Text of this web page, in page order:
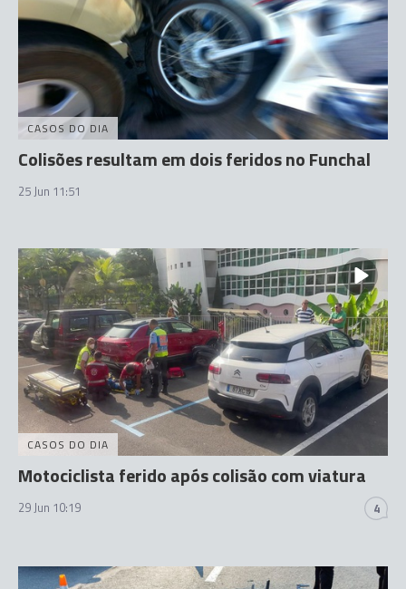
CASOS DO DIA
Colisões resultam em dois feridos no Funchal
25 Jun 11:51
CASOS DO DIA
Motociclista ferido após colisão com viatura
29 Jun 10:19 4